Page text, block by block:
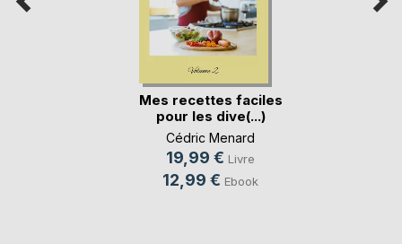
Mes recettes faciles
pour les dive(...)
Cédric Menard
19,99 € Livre
12,99 € Ebook